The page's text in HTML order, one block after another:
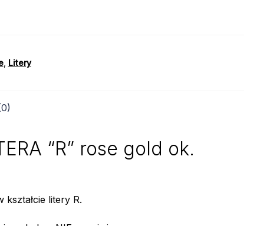
, Litery
“R” rose gold ok.
kształcie litery R.